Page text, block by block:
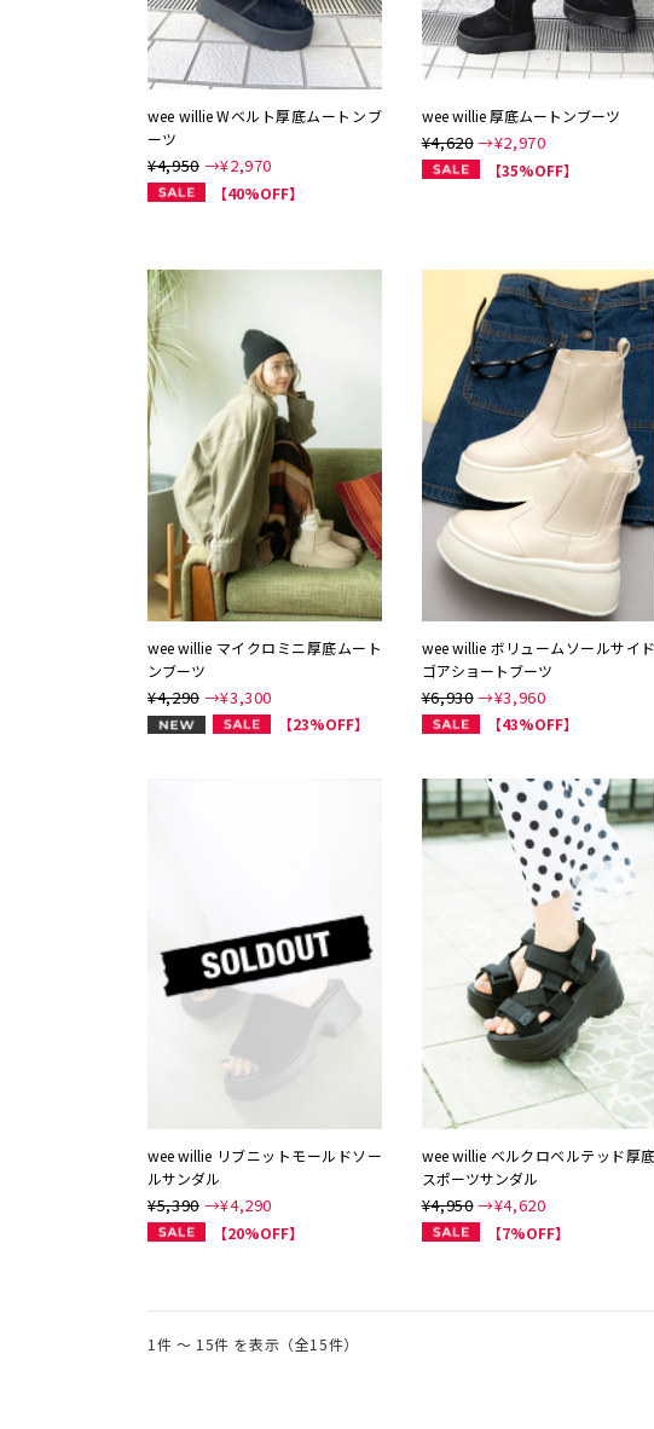
wee willie Wベルト厚底ムートンブ
ーツ
¥4,950 →¥2,970
【40%OFF】
wee willie 厚底ムートンブーツ
¥4,620→¥2,970
【35%OFF】
wee willie マイクロミニ厚底ムート
ンブーツ
¥4,290 →¥3,300
NEW 【23%OFF】
wee willie ボリュームソールサイド
ゴアショートブーツ
¥6,930→¥3,960
【43%OFF】
wee willie リブニットモールドソー
ルサンダル
¥5,390 →¥4,290
【20%OFF】
wee willie ベルクロベルテッド厚底
スポーツサンダル
¥4,950→¥4,620
【7%OFF】
1件 ～ 15件 を表示（全15件）